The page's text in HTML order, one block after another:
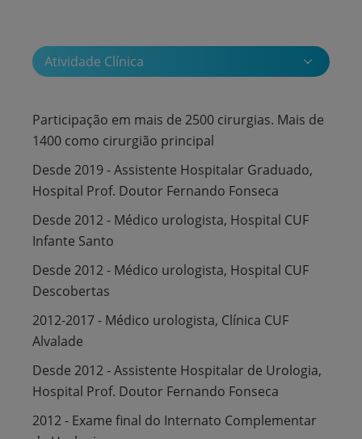
Atividade Clínica
Participação em mais de 2500 cirurgias. Mais de
1400 como cirurgião principal
Desde 2019 - Assistente Hospitalar Graduado,
Hospital Prof. Doutor Fernando Fonseca
Desde 2012 - Médico urologista, Hospital CUF
Infante Santo
Desde 2012 - Médico urologista, Hospital CUF
Descobertas
2012-2017 - Médico urologista, Clínica CUF
Alvalade
Desde 2012 - Assistente Hospitalar de Urologia,
Hospital Prof. Doutor Fernando Fonseca
2012 - Exame final do Internato Complementar